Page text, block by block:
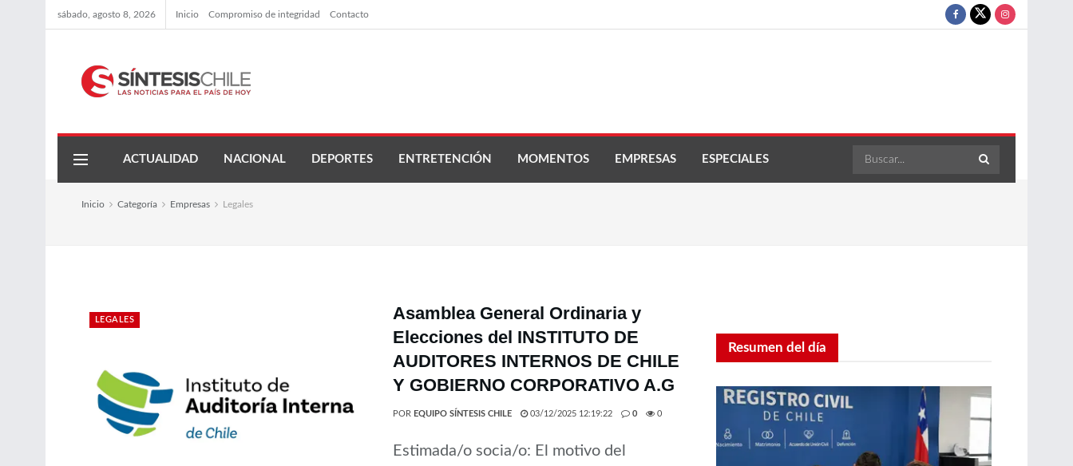
sábado, agosto 8, 2026 Inicio Compromiso de integridad Contacto
ACTUALIDAD NACIONAL DEPORTES ENTRETENCIÓN MOMENTOS EMPRESAS ESPECIALES
Inicio Categoría Empresas Legales
LEGALES
Asamblea General Ordinaria y
Elecciones del INSTITUTO DE
AUDITORES INTERNOS DE CHILE
Y GOBIERNO CORPORATIVO A.G
POR EQUIPO SÍNTESIS CHILE 03/12/2025 12:19:22 0 0
Estimada/o socia/o: El motivo del
Resumen del día